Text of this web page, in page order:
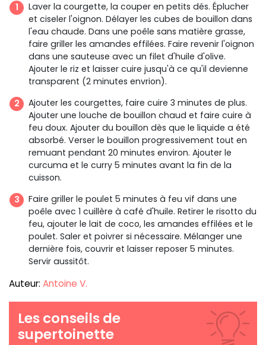
Laver la courgette, la couper en petits dés. Éplucher
et ciseler l'oignon. Délayer les cubes de bouillon dans
l'eau chaude. Dans une poêle sans matière grasse,
faire griller les amandes effilées. Faire revenir l'oignon
dans une sauteuse avec un filet d'huile d'olive.
Ajouter le riz et laisser cuire jusqu'à ce qu'il devienne
transparent (2 minutes envrion).
Ajouter les courgettes, faire cuire 3 minutes de plus.
Ajouter une louche de bouillon chaud et faire cuire à
feu doux. Ajouter du bouillon dès que le liquide a été
absorbé. Verser le bouillon progressivement tout en
remuant pendant 20 minutes environ. Ajouter le
curcuma et le curry 5 minutes avant la fin de la
cuisson.
Faire griller le poulet 5 minutes à feu vif dans une
poêle avec 1 cuillère à café d'huile. Retirer le risotto du
feu, ajouter le lait de coco, les amandes effilées et le
poulet. Saler et poivrer si nécessaire. Mélanger une
dernière fois, couvrir et laisser reposer 5 minutes.
Servir aussitôt.
Auteur: Antoine V.
Les conseils de
supertoinette